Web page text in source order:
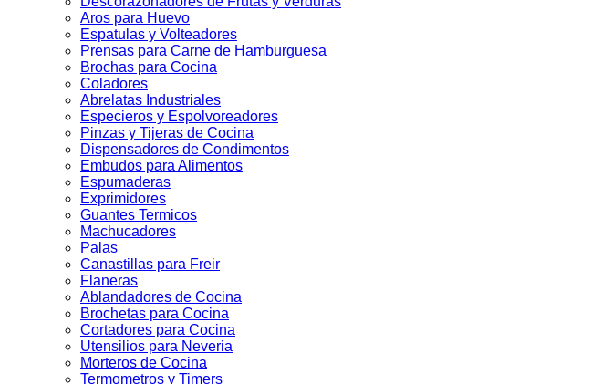
Aros para Huevo
Espatulas y Volteadores
Prensas para Carne de Hamburguesa
Brochas para Cocina
Coladores
Abrelatas Industriales
Especieros y Espolvoreadores
Pinzas y Tijeras de Cocina
Dispensadores de Condimentos
Embudos para Alimentos
Espumaderas
Exprimidores
Guantes Termicos
Machucadores
Palas
Canastillas para Freir
Flaneras
Ablandadores de Cocina
Brochetas para Cocina
Cortadores para Cocina
Utensilios para Neveria
Morteros de Cocina
Termometros y Timers